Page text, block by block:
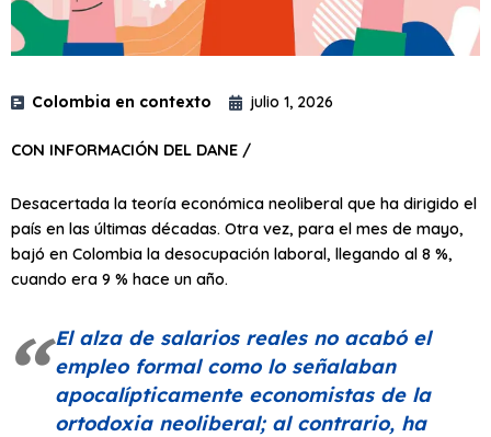
Colombia en contexto julio 1, 2026
CON INFORMACIÓN DEL DANE /
Desacertada la teoría económica neoliberal que ha dirigido el
país en las últimas décadas. Otra vez, para el mes de mayo,
bajó en Colombia la desocupación laboral, llegando al 8 %,
cuando era 9 % hace un año.
El alza de salarios reales no acabó el
empleo formal como lo señalaban
apocalípticamente economistas de la
ortodoxia neoliberal; al contrario, ha